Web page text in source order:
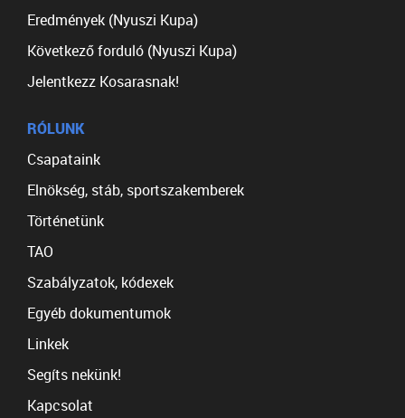
Eredmények (Nyuszi Kupa)
Következő forduló (Nyuszi Kupa)
Jelentkezz Kosarasnak!
RÓLUNK
Csapataink
Elnökség, stáb, sportszakemberek
Történetünk
TAO
Szabályzatok, kódexek
Egyéb dokumentumok
Linkek
Segíts nekünk!
Kapcsolat